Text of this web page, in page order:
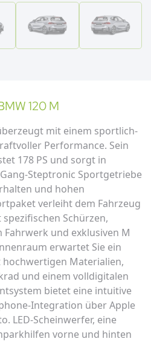
120 M
mit einem sportlich-
Performance. Sein
178 PS und sorgt in
Steptronic Sportgetriebe
und hohen
verleiht dem Fahrzeug
Schürzen,
und exklusiven M
erwartet Sie ein
Materialien,
und einem volldigitalen
bietet eine intuitive
Integration über Apple
LED-Scheinwerfer, eine
vorne und hinten